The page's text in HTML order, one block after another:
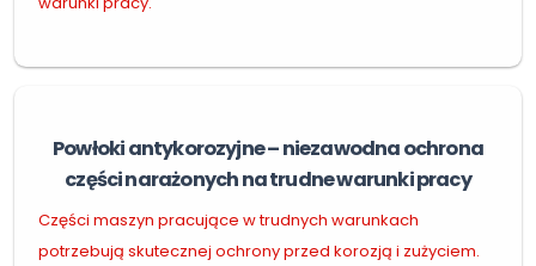
Powłoki antykorozyjne – niezawodna ochrona
części narażonych na trudne warunki pracy
Części maszyn pracujące w trudnych warunkach
potrzebują skutecznej ochrony przed korozją i zużyciem.